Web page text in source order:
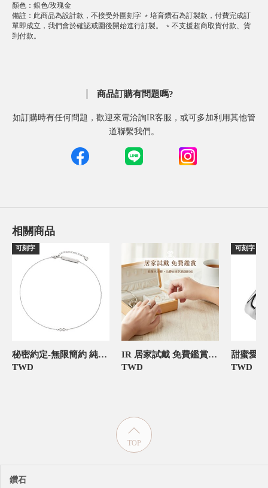
顏色 ： 銀色/玫瑰金
備註 ： 此商品為設計款，不接受外圍刻字 ﹡培育鑽石為訂製款，付費完成訂
單即成立，我們會於確認戒圍後開始進行訂製。 ﹡不支援超商取貨付款、貨
到付款。
商品訂購有問題嗎?
如訂購時有任何問題，歡迎來電洽詢IR客服，或可多加利用其他管
道聯繫我們。
相關商品
可刻字
秘密約定-無限簡約 純銀女款項鍊 伴娘閨密紀念禮物
TWD
IR 居家試戴 免費鑑賞 僅需支付押金
TWD
可刻字
TWD
TOP
鑽石